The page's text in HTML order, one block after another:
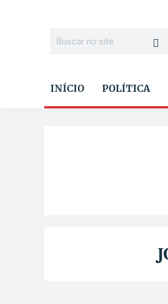
INÍCIO POLÍTICA